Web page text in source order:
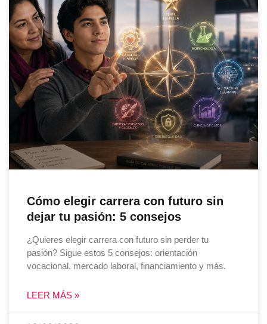
Cómo elegir carrera con futuro sin
dejar tu pasión: 5 consejos
¿Quieres elegir carrera con futuro sin perder tu
pasión? Sigue estos 5 consejos: orientación
vocacional, mercado laboral, financiamiento y más.
LEER MÁS »